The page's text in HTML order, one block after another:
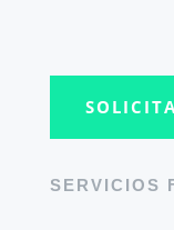
SERVICIOS